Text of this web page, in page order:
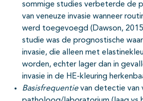
sommige studies verbeterde de
van veneuze invasie wanneer
werd toegevoegd (Dawson,
studie was de prognostische
invasie, die alleen met
worden, echter lager dan in
invasie in de HE-kleuring
Basisfrequentievan detectie van